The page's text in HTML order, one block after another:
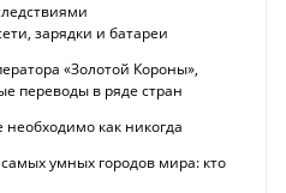
зарядки и батареи
«Золотой Короны»,
переводы в ряде стран
как никогда
умных городов мира: кто